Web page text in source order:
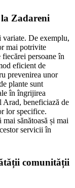
Zadareni
De exemplu,
mai potrivite
fiecărei persoane în
eficient de
prevenirea unor
plante sunt
în îngrijirea
beneficiază de
lor specifice.
sănătoasă și mai
servicii în
comunității